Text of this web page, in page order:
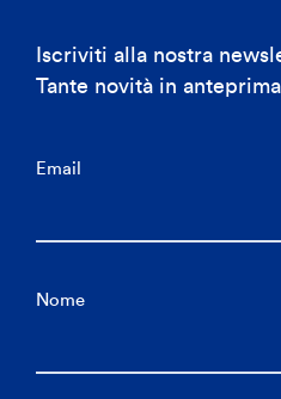
Iscriviti alla nostra
Tante novità in
Email
Nome